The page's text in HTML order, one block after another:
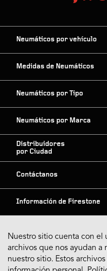
Neumáticos por vehículo
Medidas de Neumáticos
Neumáticos por Tipo
Neumáticos por Marca
Distribuidores
por Ciudad
Contáctanos
Información de Firestone
Nuestro sitio cuenta con
archivos que nos ayudan a
nuestro sitio. Estos